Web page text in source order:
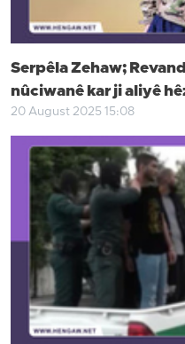
Serpêla Zehaw;
nûciwanê kar ji aliyê
20 August 2025 15:08